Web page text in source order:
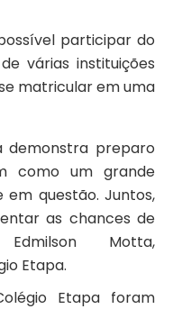
participar do
várias instituições
matricular em uma
demonstra preparo
como um grande
em questão. Juntos,
as chances de
Motta,
Etapa.
Etapa foram